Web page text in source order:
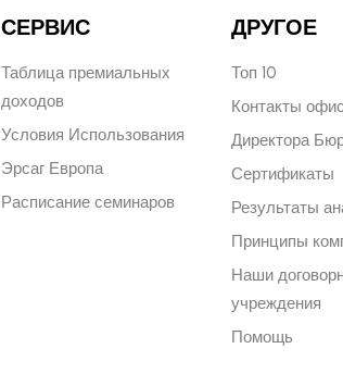
СЕРВИС
Таблица премиальных
доходов
Условия Использования
Эрсаг Европа
Расписание семинаров
ДРУГОЕ
Топ 10
Контакты
Директора
Сертификаты
Результаты
Принципы
Наши
учреждения
Помощь